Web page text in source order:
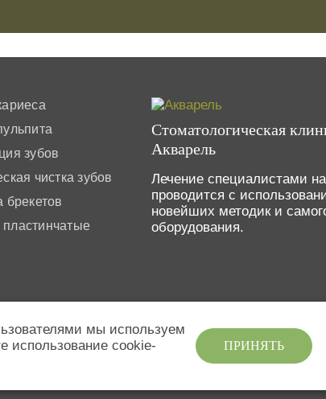
зубов
чистка зубов
брекетов
Стоматологическая
Акварель
Лечение специалистами
проводится с
новейших методик и
оборудования.
Нижний Новгород, Перекопская улица, дом 3, помещение
Нижегородской области. ОГРН 1175275090275 |
политикой конфиденциальности. Ознакомьтесь в
мы используем
использование cookie-
ПРИНЯТЬ